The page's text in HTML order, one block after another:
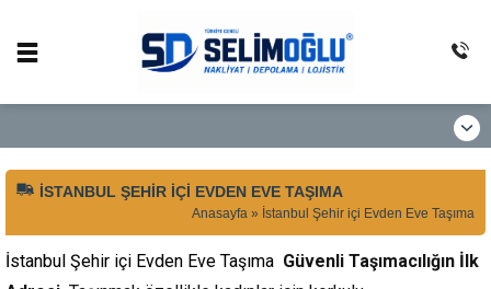
İSTANBUL ŞEHIR IÇI EVDEN EVE TAŞIMA
Anasayfa » İstanbul Şehir içi Evden Eve Taşıma
İstanbul Şehir içi Evden Eve Taşıma Güvenli Taşımacılığın İlk